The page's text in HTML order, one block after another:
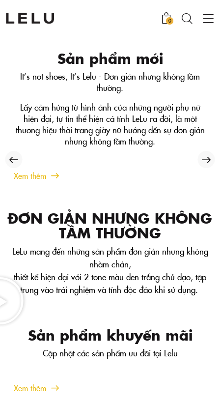
0
Sản phẩm mới
It’s not shoes, It’s Lelu - Đơn giản nhưng không tầm
thường.
Lấy cảm hứng từ hình ảnh của những người phụ nữ
hiện đại, tự tin thể hiện cá tính LeLu ra đời, là một
thương hiệu thời trang giày nữ hướng đến sự đơn giản
nhưng không tầm thường.
Xem thêm
ĐƠN GIẢN NHƯNG KHÔNG
TẦM THƯỜNG
LeLu mang đến những sản phẩm đơn giản nhưng không
nhàm chán,
thiết kế hiện đại với 2 tone màu đen trắng chủ đạo, tập
trung vào trải nghiệm và tính độc đáo khi sử dụng.
Sản phẩm khuyến mãi
Cập nhật các sản phẩm ưu đãi tại Lelu
Xem thêm